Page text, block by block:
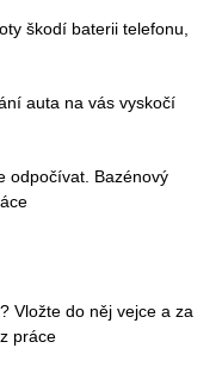
škodí baterii telefonu,
auta na vás vyskočí
odpočívat. Bazénový
Vložte do něj vejce a za
práce